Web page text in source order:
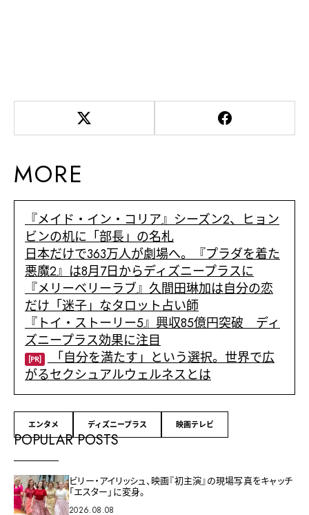
MORE
『メイド・イン・コリア』シーズン2、ヒョン
ビンの机に「部長」の名札
日本だけで363万人が劇場へ。『プラダを着た
悪魔2』は8月7日からディズニープラスに
『メリーベリーラブ』久間田琳加は自分の恋
だけ「迷子」なタロット占い師
『トイ・ストーリー5』興収85億円突破 ディ
ズニープラス効果に注目
[PR] 「自分を満たす」という選択。世界で広
がるセクシュアルウェルネスとは
エンタメ ディズニープラス 映画テレビ
POPULAR POSTS
ビリー・アイリッシュ、映画『初主演』の現場写真をキャッチ
「エスター」に変身。
2026.08.08